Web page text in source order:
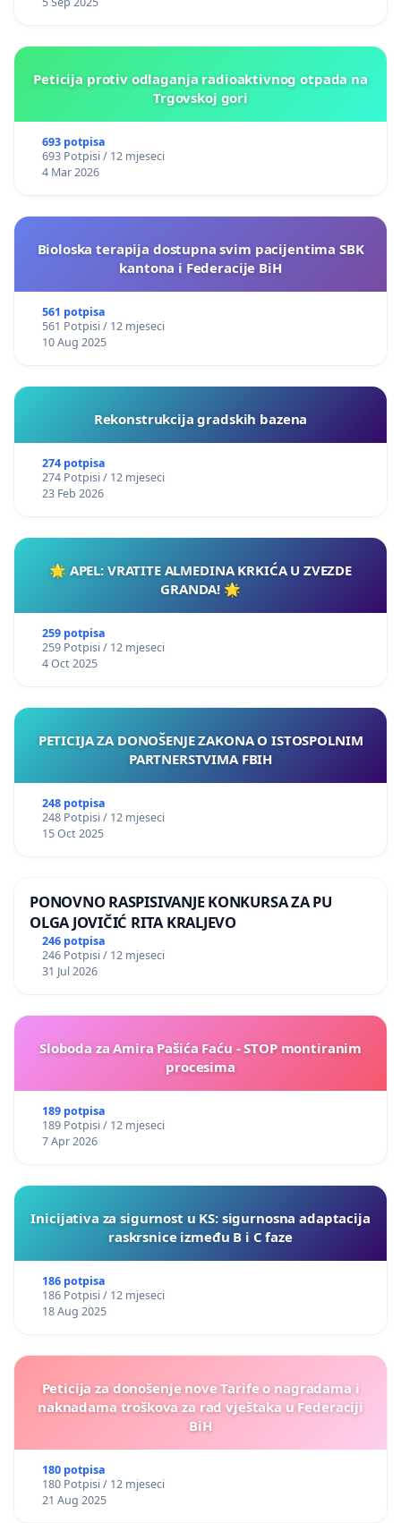
Peticija protiv odlaganja radioaktivnog otpada na
Trgovskoj gori
693 potpisa
693 Potpisi / 12 mjeseci
4 Mar 2026
Bioloska terapija dostupna svim pacijentima SBK
kantona i Federacije BiH
561 potpisa
561 Potpisi / 12 mjeseci
10 Aug 2025
Rekonstrukcija gradskih bazena
274 potpisa
274 Potpisi / 12 mjeseci
23 Feb 2026
🌟 APEL: VRATITE ALMEDINA KRKIĆA U ZVEZDE
GRANDA! 🌟
259 potpisa
259 Potpisi / 12 mjeseci
4 Oct 2025
PETICIJA ZA DONOŠENJE ZAKONA O ISTOSPOLNIM
PARTNERSTVIMA FBIH
248 potpisa
248 Potpisi / 12 mjeseci
15 Oct 2025
PONOVNO RASPISIVANJE KONKURSA ZA PU
OLGA JOVIČIĆ RITA KRALJEVO
246 potpisa
246 Potpisi / 12 mjeseci
31 Jul 2026
Sloboda za Amira Pašića Faću - STOP montiranim
procesima
189 potpisa
189 Potpisi / 12 mjeseci
7 Apr 2026
Inicijativa za sigurnost u KS: sigurnosna adaptacija
raskrsnice između B i C faze
186 potpisa
186 Potpisi / 12 mjeseci
18 Aug 2025
Peticija za donošenje nove Tarife o nagradama i
naknadama troškova za rad vještaka u Federaciji
BiH
180 potpisa
180 Potpisi / 12 mjeseci
21 Aug 2025